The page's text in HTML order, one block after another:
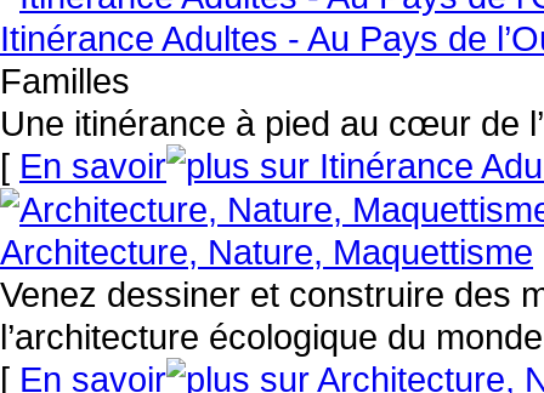
Itinérance Adultes - Au Pays de
Familles
Une itinérance à pied au cœur de
[ En savoir
Architecture, Nature, Maquettisme
Venez dessiner et construire des
l’architecture écologique du
[ En savoir